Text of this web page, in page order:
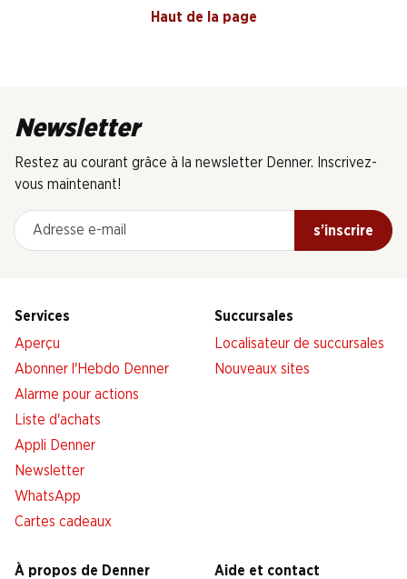
Haut de la page
Newsletter
Restez au courant grâce à la newsletter Denner. Inscrivez-
vous maintenant!
Adresse e-mail
s’inscrire
Services
Aperçu
Abonner l'Hebdo Denner
Alarme pour actions
Liste d'achats
Appli Denner
Newsletter
WhatsApp
Cartes cadeaux
Succursales
Localisateur de succursales
Nouveaux sites
À propos de Denner
Aide et contact